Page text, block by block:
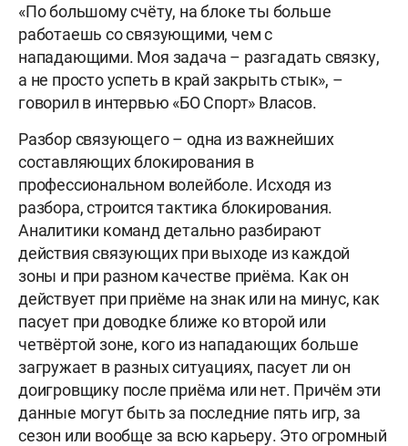
«По большому счёту, на блоке ты больше
работаешь со связующими, чем с
нападающими. Моя задача – разгадать связку,
а не просто успеть в край закрыть стык», –
говорил в интервью «БО Спорт» Власов.
Разбор связующего – одна из важнейших
составляющих блокирования в
профессиональном волейболе. Исходя из
разбора, строится тактика блокирования.
Аналитики команд детально разбирают
действия связующих при выходе из каждой
зоны и при разном качестве приёма. Как он
действует при приёме на знак или на минус, как
пасует при доводке ближе ко второй или
четвёртой зоне, кого из нападающих больше
загружает в разных ситуациях, пасует ли он
доигровщику после приёма или нет. Причём эти
данные могут быть за последние пять игр, за
сезон или вообще за всю карьеру. Это огромный